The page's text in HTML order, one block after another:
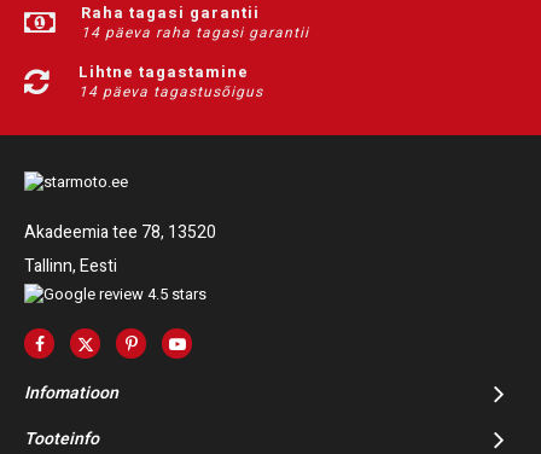
Raha tagasi garantii
14 päeva raha tagasi garantii
Lihtne tagastamine
14 päeva tagastusõigus
Akadeemia tee 78, 13520
Tallinn, Eesti
Infomatioon
Tooteinfo